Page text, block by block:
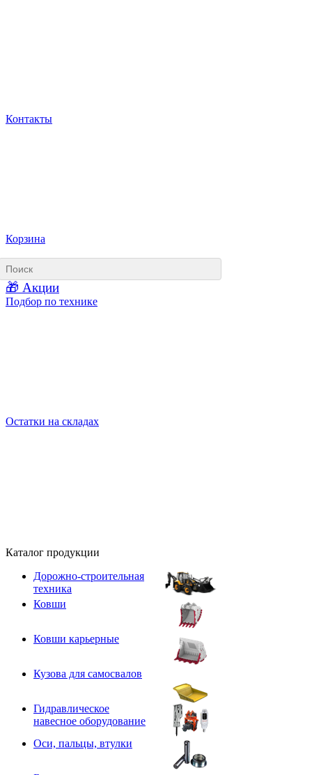
Контакты
Корзина
🎁 Акции
Подбор по технике
Остатки на складах
Каталог продукции
Дорожно-строительная
техника
Ковши
Ковши карьерные
Кузова для самосвалов
Гидравлическое
навесное оборудование
Оси, пальцы, втулки